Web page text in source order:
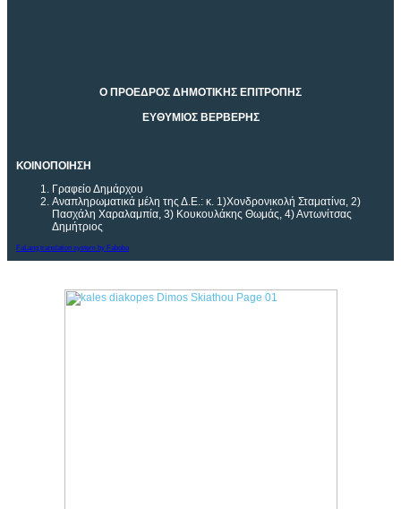
Ο ΠΡΟΕΔΡΟΣ ΔΗΜΟΤΙΚΗΣ ΕΠΙΤΡΟΠΗΣ
ΕΥΘΥΜΙΟΣ ΒΕΡΒΕΡΗΣ
ΚΟΙΝΟΠΟΙΗΣΗ
Γραφείο Δημάρχου
Αναπληρωματικά μέλη της Δ.Ε.: κ. 1)Χονδρονικολή Σταματίνα, 2)
Πασχάλη Χαραλαμπία, 3) Κουκουλάκης Θωμάς, 4) Αντωνίτσας
Δημήτριος
FaLang translation system by Faboba